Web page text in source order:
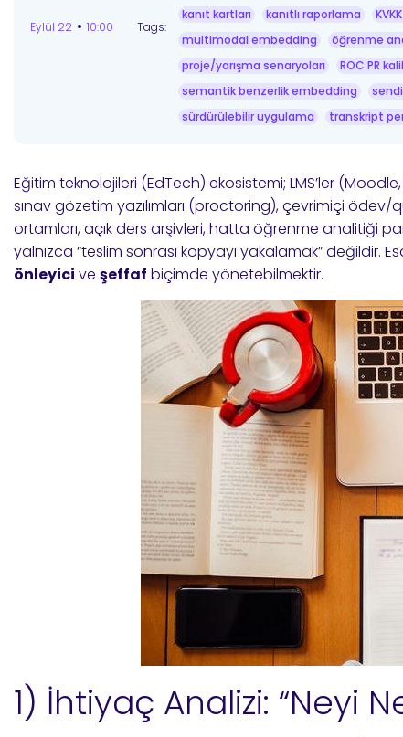
Eylül 22 • 10:00 Tags:
kanıt kartları
kanıtlı raporlama
multimodal embedding
öğrenme
proje/yarışma senaryoları
ROC PR
semantik benzerlik embedding
sürdürülebilir uygulama
transkript
Eğitim teknolojileri (EdTech) ekosistemi; LMS’ler
sınav gözetim yazılımları (proctoring), çevrimiçi
ortamları, açık ders arşivleri, hatta öğrenme analitiği
yalnızca “teslim sonrası kopyayı yakalamak” değildir.
önleyici ve şeffaf biçimde yönetebilmektir.
1) İhtiyaç Analizi: “Neyi